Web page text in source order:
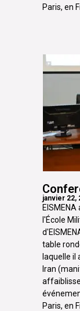
Paris, en
janvier 22,
l'École
table
laquelle il
Iran
Paris, en